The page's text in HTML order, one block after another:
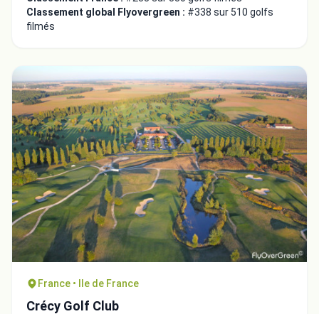
Classement global Flyovergreen : #338 sur 510 golfs
filmés
France • Ile de France
Crécy Golf Club